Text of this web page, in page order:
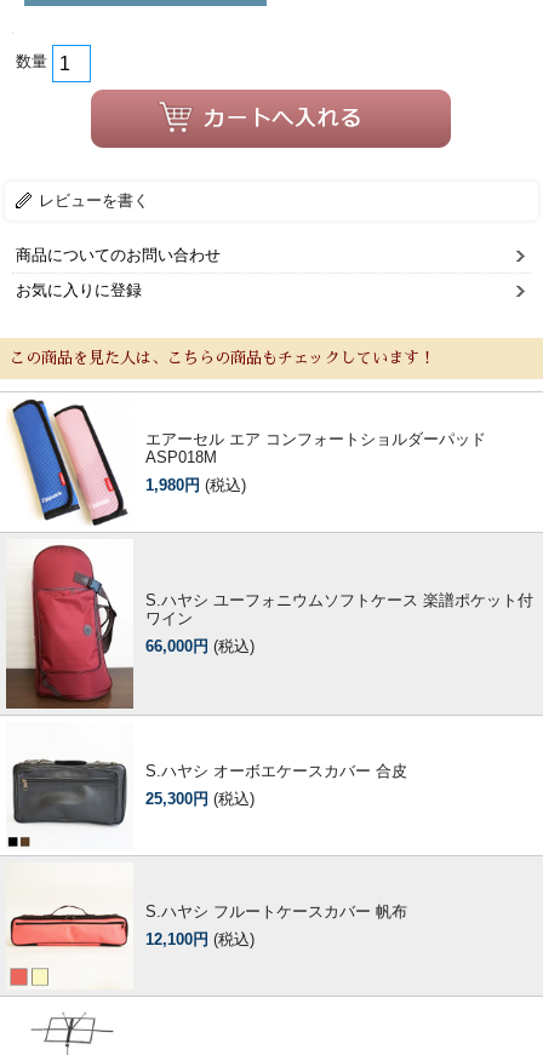
数量
レビューを書く
商品についてのお問い合わせ
お気に入りに登録
この商品を見た人は、こちらの商品もチェックしています！
エアーセル エア コンフォートショルダーパッド
ASP018M
1,980円 (税込)
S.ハヤシ ユーフォニウムソフトケース 楽譜ポケット付
ワイン
66,000円 (税込)
S.ハヤシ オーボエケースカバー 合皮
25,300円 (税込)
S.ハヤシ フルートケースカバー 帆布
12,100円 (税込)